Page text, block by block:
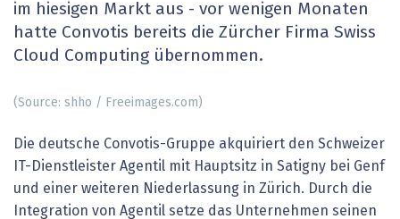
im hiesigen Markt aus - vor wenigen Monaten
hatte Convotis bereits die Zürcher Firma Swiss
Cloud Computing übernommen.
(Source: shho / Freeimages.com)
Die deutsche Convotis-Gruppe akquiriert den Schweizer
IT-Dienstleister Agentil mit Hauptsitz in Satigny bei Genf
und einer weiteren Niederlassung in Zürich. Durch die
Integration von Agentil setze das Unternehmen seinen